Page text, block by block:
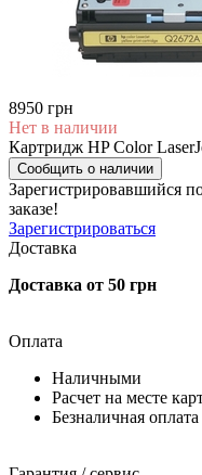
8950 грн
Нет в наличии
Картридж HP Color
Сообщить о наличии
Зарегистрировавшийся
заказе!
Зарегистрироваться
Доставка
Доставка от 50 грн
Оплата
Наличными
Расчет на месте
Безналичная